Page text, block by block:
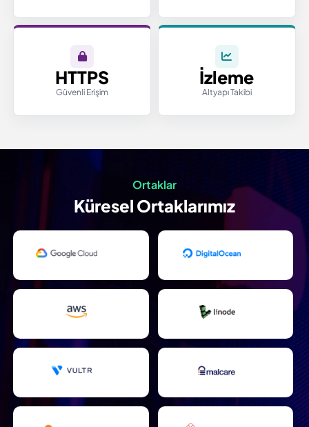
HTTPS
Güvenli Erişim
İzleme
Altyapı Takibi
Ortaklar
Küresel Ortaklarımız